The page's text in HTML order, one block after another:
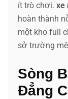
ít trò chơi. xe
hoàn thành
một kho full
sở trường
Sòng
Đẳng